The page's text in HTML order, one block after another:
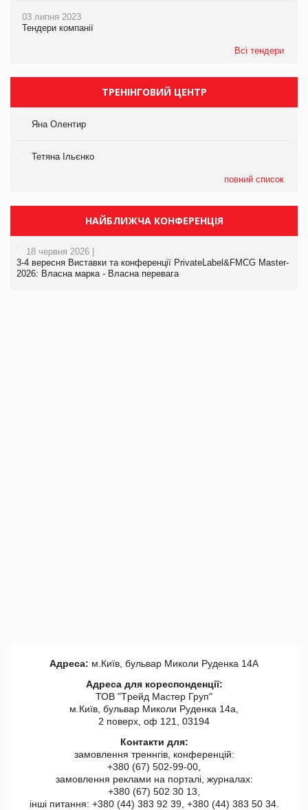
03 липня 2023
Тендери компанії
Всі тендери
ТРЕНІНГОВИЙ ЦЕНТР
Яна Олентир
Тетяна Ільєнко
повний список
НАЙБЛИЖЧА КОНФЕРЕНЦІЯ
18 червня 2026 |
3-4 вересня Виставки та конференції PrivateLabel&FMCG Master-
2026: Власна марка - Власна перевага
Адреса: м.Київ, бульвар Миколи Руденка 14А
Адреса для кореспонденції:
ТОВ "Tрейд Мастер Груп"
м.Київ, бульвар Миколи Руденка 14а,
2 поверх, оф 121, 03194
Контакти для:
замовлення треннгів, конференцій:
+380 (67) 502-99-00,
замовлення реклами на порталі, журналах:
+380 (67) 502 30 13,
інші питання: +380 (44) 383 92 39, +380 (44) 383 50 34.